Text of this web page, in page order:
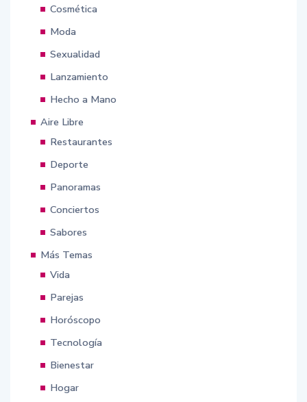
Cosmética
Moda
Sexualidad
Lanzamiento
Hecho a Mano
Aire Libre
Restaurantes
Deporte
Panoramas
Conciertos
Sabores
Más Temas
Vida
Parejas
Horóscopo
Tecnología
Bienestar
Hogar